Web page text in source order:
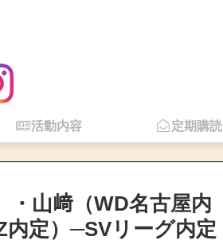
活動内容 定期購読
・山﨑（WD名古屋内
内定）─SVリーグ内定